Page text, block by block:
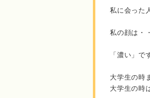
私に会った
私の顔は・
「濃い」で
大学生の時
大学生の時